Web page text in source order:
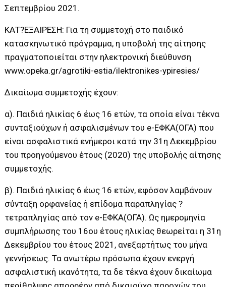
Σεπτεμβρίου 2021.
ΚΑΤ?ΕΞΑΙΡΕΣΗ: Για τη συμμετοχή στο παιδικό
κατασκηνωτικό πρόγραμμα, η υποβολή της αίτησης
πραγματοποιείται στην ηλεκτρονική διεύθυνση
www.opeka.gr/agrotiki-estia/ilektronikes-ypiresies/
Δικαίωμα συμμετοχής έχουν:
α). Παιδιά ηλικίας 6 έως 16 ετών, τα οποία είναι τέκνα
συνταξιούχων ή ασφαλισμένων του e-ΕΦΚΑ(ΟΓΑ) που
είναι ασφαλιστικά ενήμεροι κατά την 31η Δεκεμβρίου
του προηγούμενου έτους (2020) της υποβολής αίτησης
συμμετοχής.
β). Παιδιά ηλικίας 6 έως 16 ετών, εφόσον λαμβάνουν
σύνταξη ορφανείας ή επίδομα παραπληγίας ?
τετραπληγίας από τον e-ΕΦΚΑ(ΟΓΑ). Ως ημερομηνία
συμπλήρωσης του 16ου έτους ηλικίας θεωρείται η 31η
Δεκεμβρίου του έτους 2021, ανεξαρτήτως του μήνα
γεννήσεως. Τα ανωτέρω πρόσωπα έχουν ενεργή
ασφαλιστική ικανότητα, τα δε τέκνα έχουν δικαίωμα